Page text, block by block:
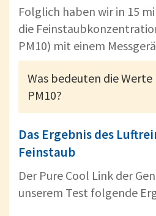
Folglich haben wir in 15
die
PM10) mit einem
Was bedeuten die Werte
PM10?
Das Ergebnis des
Feinstaub
Der Pure Cool Link der
unserem Test folgende